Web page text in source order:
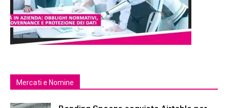
Mercati e Nomine